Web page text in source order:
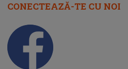
CONECTEAZĂ-TE CU NOI